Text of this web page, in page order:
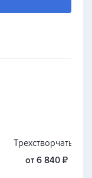
Трехстворчатые
от 6 840 ₽